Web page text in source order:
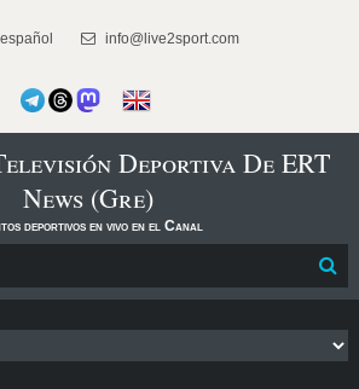
español info@live2sport.com
Deportiva De ERT
News (Gre)
deportivos en vivo en el Canal